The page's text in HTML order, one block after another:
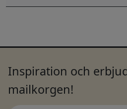
Inspiration och
mailkorgen!